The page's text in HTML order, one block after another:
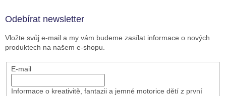
Odebírat newsletter
Vložte svůj e-mail a my vám budeme zasílat informace o nových
produktech na našem e-shopu.
E-mail
Informace o kreativitě, fantazii a jemné motorice dětí z první